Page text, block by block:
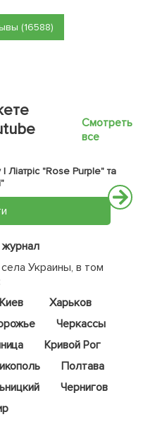
(16588)
Смотреть
все
"Rose Purple" та
Украины, в том
Киев
Харьков
Черкассы
Кривой Рог
Полтава
Чернигов